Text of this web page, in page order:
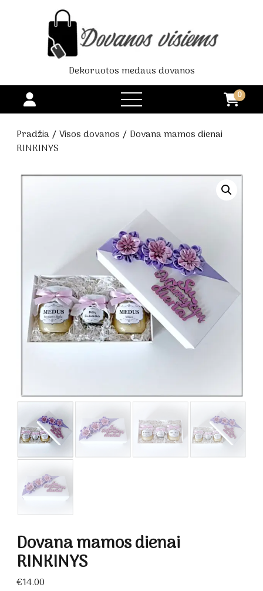
Dekoruotos medaus dovanos
open
menu
0
Pradžia/Visos dovanos / Dovana mamos dienai
RINKINYS
Dovana mamos dienai
RINKINYS
€14.00